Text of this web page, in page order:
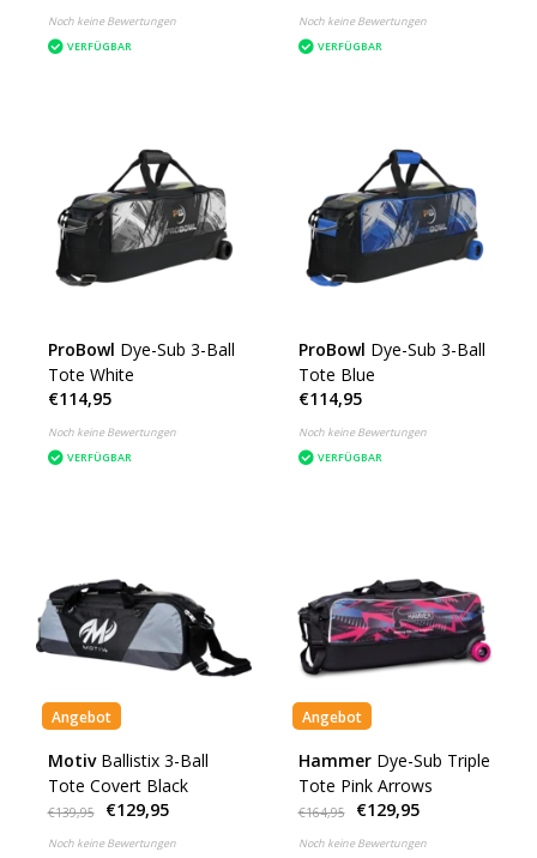
Noch keine Bewertungen
VERFÜGBAR
Noch keine Bewertungen
VERFÜGBAR
ProBowl Dye-Sub 3-Ball
Tote White
€114,95
Noch keine Bewertungen
VERFÜGBAR
ProBowl Dye-Sub 3-Ball
Tote Blue
€114,95
Noch keine Bewertungen
VERFÜGBAR
Angebot
Motiv Ballistix 3-Ball
Tote Covert Black
€139,95 €129,95
Noch keine Bewertungen
Angebot
Hammer Dye-Sub Triple
Tote Pink Arrows
€164,95 €129,95
Noch keine Bewertungen